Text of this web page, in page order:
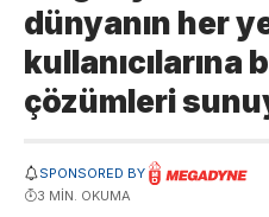
dünyanın her
çözümleri
SPONSORED BY
3 MIN. OKUMA